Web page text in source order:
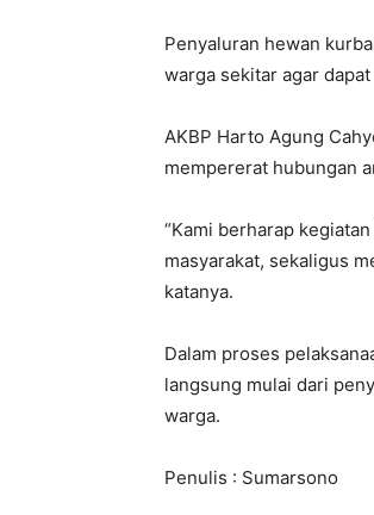
Penyaluran hewan
warga sekitar agar
AKBP Harto Agung
mempererat hubungan
“Kami berharap
masyarakat, sekaligus
katanya.
Dalam proses
langsung mulai dari
warga.
Penulis : Sumarsono